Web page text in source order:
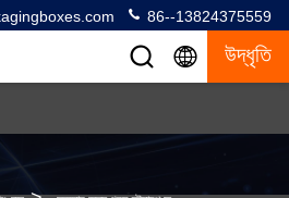
86--13824375559
উদ্ধৃতি